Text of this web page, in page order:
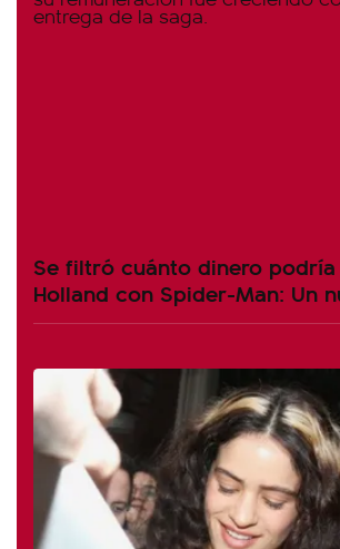
Se filtró cuánto dinero podría
Holland con Spider-Man: Un